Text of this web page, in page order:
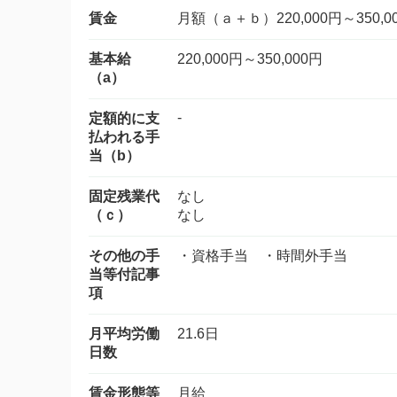
賃金 月額（ａ＋ｂ）220,000円～
基本給
（a）
220,000円～350,000円
定額的に支
払われる手
当（b）
-
固定残業代
（ｃ）
なし
なし
その他の手
当等付記事
項
・資格手当 ・時間外手当
月平均労働
日数
21.6日
賃金形態等 月給